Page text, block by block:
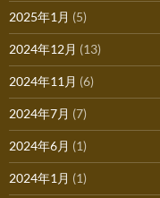
2025年1月 (5)
2024年12月 (13)
2024年11月 (6)
2024年7月 (7)
2024年6月 (1)
2024年1月 (1)